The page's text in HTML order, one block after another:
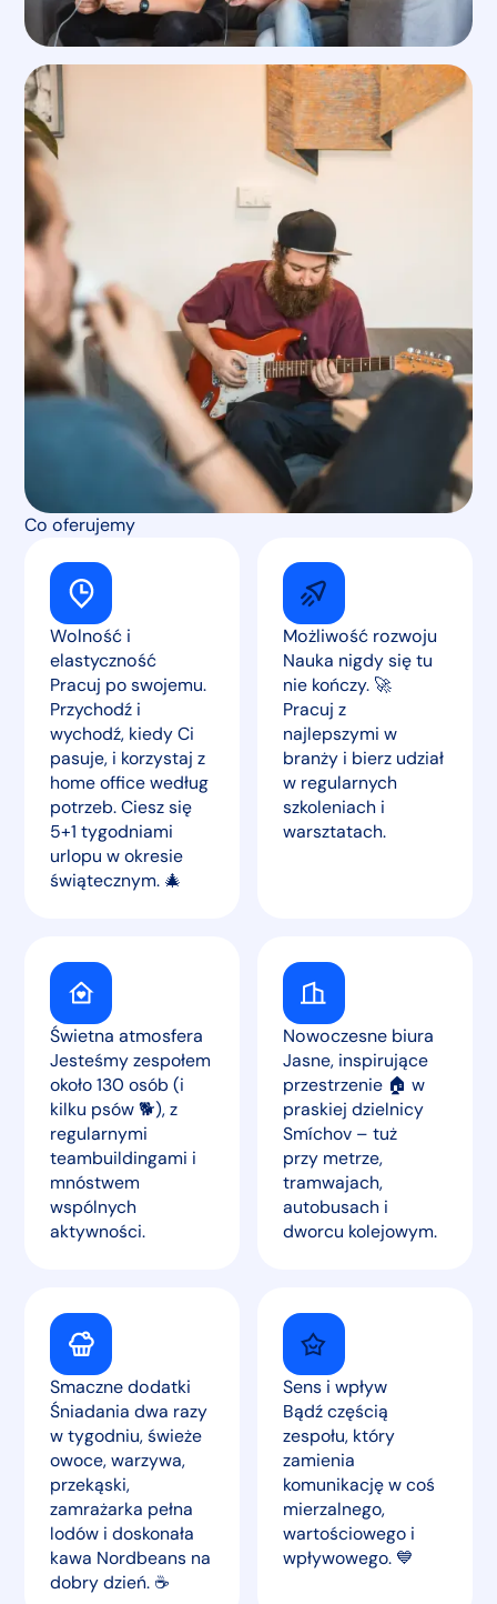
Co oferujemy
Wolność i
elastyczność
Pracuj po swojemu.
Przychodź i
wychodź, kiedy Ci
pasuje, i korzystaj z
home office według
potrzeb. Ciesz się
5+1 tygodniami
urlopu w okresie
świątecznym. 🎄
Możliwość rozwoju
Nauka nigdy się tu
nie kończy. 🚀
Pracuj z
najlepszymi w
branży i bierz udział
w regularnych
szkoleniach i
warsztatach.
Świetna atmosfera
Jesteśmy zespołem
około 130 osób (i
kilku psów 🐕), z
regularnymi
teambuildingami i
mnóstwem
wspólnych
aktywności.
Nowoczesne biura
Jasne, inspirujące
przestrzenie 🏠 w
praskiej dzielnicy
Smíchov – tuż
przy metrze,
tramwajach,
autobusach i
dworcu kolejowym.
Smaczne dodatki
Śniadania dwa razy
w tygodniu, świeże
owoce, warzywa,
przekąski,
zamrażarka pełna
lodów i doskonała
kawa Nordbeans na
dobry dzień. ☕
Sens i wpływ
Bądź częścią
zespołu, który
zamienia
komunikację w coś
mierzalnego,
wartościowego i
wpływowego. 💙